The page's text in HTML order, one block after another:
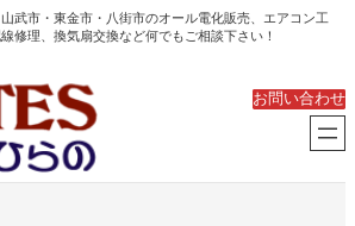
武市・東金市・八街市のオール電化販売、エアコン工
修理、換気扇交換など何でもご相談下さい！
お問い合わせ